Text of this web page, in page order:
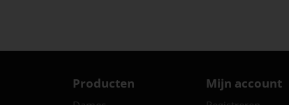
Producten Mijn account